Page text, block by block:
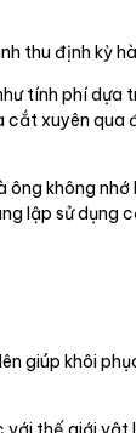
thu định kỳ
tính phí dựa
xuyên qua
không
lập sử dụng
giúp khôi